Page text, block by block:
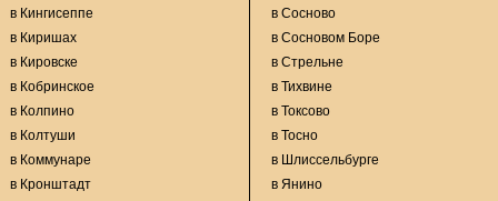
в Кингисеппе
в Киришах
в Кировске
в Кобринское
в Колпино
в Колтуши
в Коммунаре
в Кронштадт
в Сосново
в Сосновом Боре
в Стрельне
в Тихвине
в Токсово
в Тосно
в Шлиссельбурге
в Янино